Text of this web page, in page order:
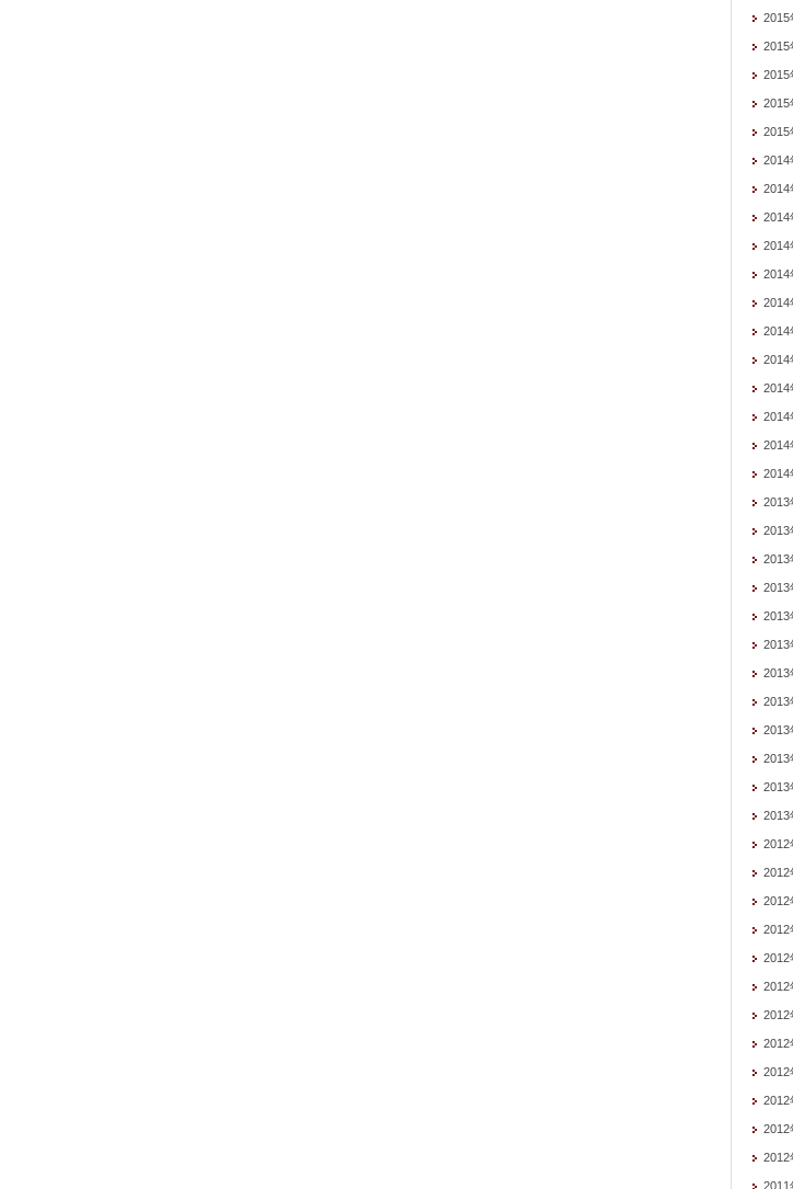
2015
2015
2015
2015
2015
2014
2014
2014
2014
2014
2014
2014
2014
2014
2014
2014
2014
2013
2013
2013
2013
2013
2013
2013
2013
2013
2013
2013
2013
2012
2012
2012
2012
2012
2012
2012
2012
2012
2012
2012
2012
2011